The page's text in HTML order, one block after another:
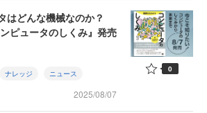
はどんな機械なのか？
ピュータのしくみ』発売
ナレッジ ニュース
2025/08/07
0